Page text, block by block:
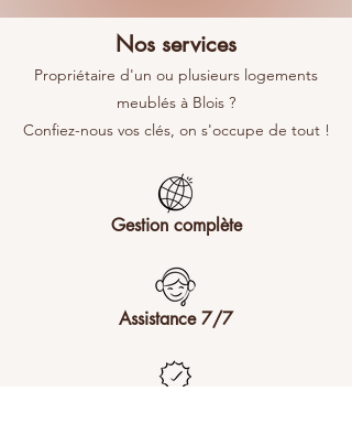
Nos services
Propriétaire d'un ou plusieurs logements
meublés à Blois ?
Confiez-nous vos clés, on s'occupe de tout !
Gestion complète
Assistance 7/​7